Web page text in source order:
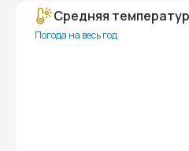
Средняя
Погода на весь год